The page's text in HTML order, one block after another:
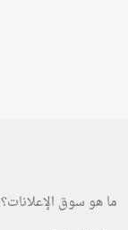
خدمات
ما هو سوق الإعلانات؟